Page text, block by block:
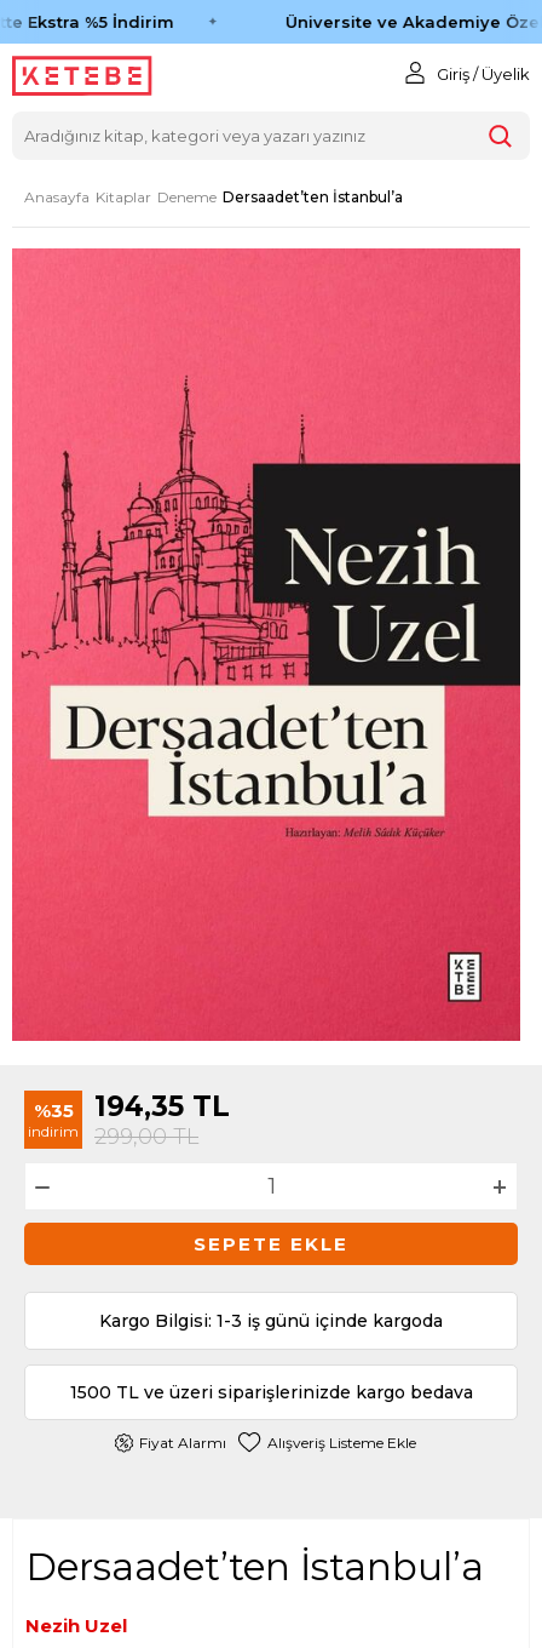
Ekstra %5 İndirim Üniversite ve Akademiye Özel
Giriş / Üyelik
Anasayfa Kitaplar Deneme Dersaadet’ten İstanbul’a
%35
indirim
194,35 TL
299,00TL
SEPETE EKLE
Kargo Bilgisi: 1-3 iş günü içinde kargoda
1500 TL ve üzeri siparişlerinizde kargo bedava
Fiyat Alarmı Alışveriş Listeme Ekle
Dersaadet’ten İstanbul’a
Nezih Uzel